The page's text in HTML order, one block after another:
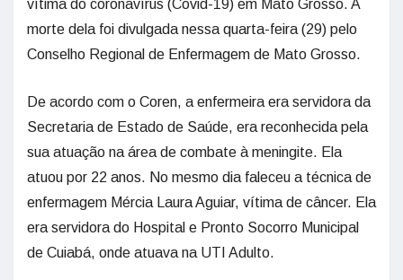
vítima do coronavírus (Covid-19) em Mato Grosso. A
morte dela foi divulgada nessa quarta-feira (29) pelo
Conselho Regional de Enfermagem de Mato Grosso.
De acordo com o Coren, a enfermeira era servidora da
Secretaria de Estado de Saúde, era reconhecida pela
sua atuação na área de combate à meningite. Ela
atuou por 22 anos. No mesmo dia faleceu a técnica de
enfermagem Mércia Laura Aguiar, vítima de câncer. Ela
era servidora do Hospital e Pronto Socorro Municipal
de Cuiabá, onde atuava na UTI Adulto.